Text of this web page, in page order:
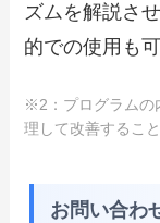
ズムを解説さ
的での使用も可
※2：プログラムの
理して改善すること
お問い合わ